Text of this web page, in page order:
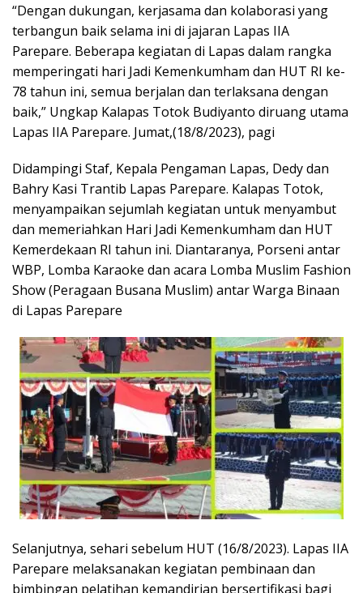
“Dengan dukungan, kerjasama dan kolaborasi yang
terbangun baik selama ini di jajaran Lapas IIA
Parepare. Beberapa kegiatan di Lapas dalam rangka
memperingati hari Jadi Kemenkumham dan HUT RI ke-
78 tahun ini, semua berjalan dan terlaksana dengan
baik,” Ungkap Kalapas Totok Budiyanto diruang utama
Lapas IIA Parepare. Jumat,(18/8/2023), pagi
Didampingi Staf, Kepala Pengaman Lapas, Dedy dan
Bahry Kasi Trantib Lapas Parepare. Kalapas Totok,
menyampaikan sejumlah kegiatan untuk menyambut
dan memeriahkan Hari Jadi Kemenkumham dan HUT
Kemerdekaan RI tahun ini. Diantaranya, Porseni antar
WBP, Lomba Karaoke dan acara Lomba Muslim Fashion
Show (Peragaan Busana Muslim) antar Warga Binaan
di Lapas Parepare
Selanjutnya, sehari sebelum HUT (16/8/2023). Lapas IIA
Parepare melaksanakan kegiatan pembinaan dan
bimbingan pelatihan kemandirian bersertifikasi bagi